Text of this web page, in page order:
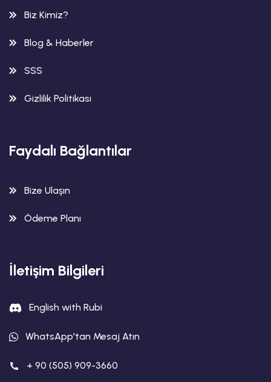
Biz Kimiz?
Blog & Haberler
SSS
Gizlilik Politikası
Faydalı Bağlantılar
Bize Ulaşın
Ödeme Planı
İletişim Bilgileri
English with Rubi
WhatsApp'tan Mesaj Atın
+ 90 (505) 909-3660